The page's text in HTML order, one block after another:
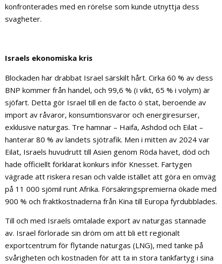
konfronterades med en rörelse som kunde utnyttja dess
svagheter.
Israels ekonomiska kris
Blockaden har drabbat Israel särskilt hårt. Cirka 60 % av dess
BNP kommer från handel, och 99,6 % (i vikt, 65 % i volym) är
sjöfart. Detta gör Israel till en de facto ö stat, beroende av
import av råvaror, konsumtionsvaror och energiresurser,
exklusive naturgas. Tre hamnar – Haifa, Ashdod och Eilat –
hanterar 80 % av landets sjötrafik. Men i mitten av 2024 var
Eilat, Israels huvudrutt till Asien genom Röda havet, död och
hade officiellt förklarat konkurs inför Knesset. Fartygen
vägrade att riskera resan och valde istället att göra en omväg
på 11 000 sjömil runt Afrika. Försäkringspremierna ökade med
900 % och fraktkostnaderna från Kina till Europa fyrdubblades.
Till och med Israels omtalade export av naturgas stannade
av. Israel förlorade sin dröm om att bli ett regionalt
exportcentrum för flytande naturgas (LNG), med tanke på
svårigheten och kostnaden för att ta in stora tankfartyg i sina